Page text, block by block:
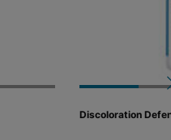
Discoloration